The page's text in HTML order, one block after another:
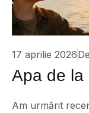
17 aprilie 2026
Apa de la
Am urmărit